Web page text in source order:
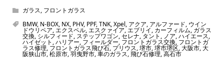
ガラス, フロントガラス
BMW, N-BOX, NX, PHV, PPF,TNK,Xpel, アクア, アルファード, ウイン
ドウリペア,エクスペル,エスクァイア,エブリイ, カーフィルム, ガラス
交換,シルフィード, ステップワゴン,セレナ,タント , ノア,ハイエース,
ハイゼット ,ハリアー, フィールダー, フロントガラス交換, フロントガ
ラス修理,フロントガラス飛び石, プリウス,堺市,堺市堺区,大阪市,大
阪狭山市,松原市,羽曳野市,車のガラス,飛び石修理,高石市